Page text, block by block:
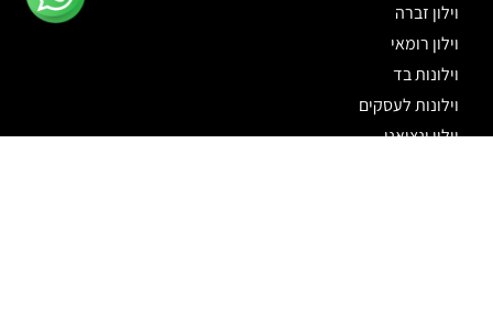
וילון זברה
וילון רומאי
וילונות בד
וילונות לעסקים
וילון ונציאני